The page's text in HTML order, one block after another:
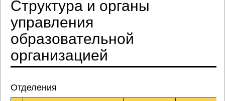
Структура и органы
управления
образовательной
организацией
Отделения